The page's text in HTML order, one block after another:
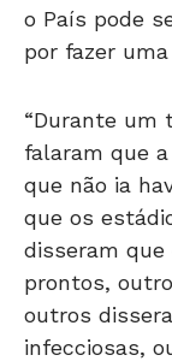
o País pode
por fazer
“Durante um
falaram que
que não ia
que os
disseram
prontos,
outros
infecciosas,